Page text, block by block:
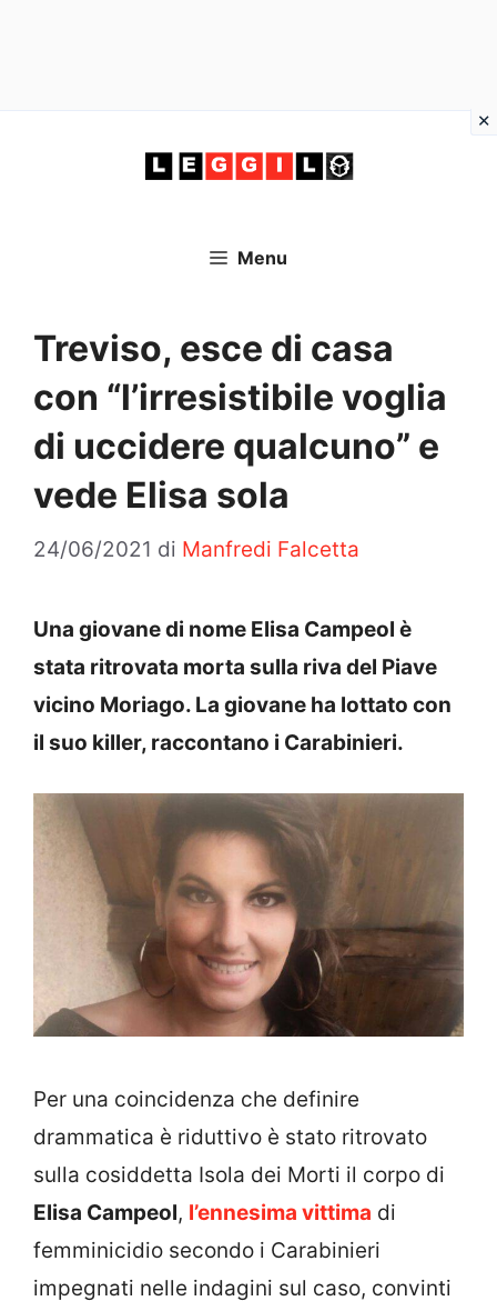
Menu
Treviso, esce di casa
con “l’irresistibile voglia
di uccidere qualcuno” e
vede Elisa sola
24/06/2021 di Manfredi Falcetta
Una giovane di nome Elisa Campeol è
stata ritrovata morta sulla riva del Piave
vicino Moriago. La giovane ha lottato con
il suo killer, raccontano i Carabinieri.
Per una coincidenza che definire
drammatica è riduttivo è stato ritrovato
sulla cosiddetta Isola dei Morti il corpo di
Elisa Campeol, l’ennesima vittima di
femminicidio secondo i Carabinieri
impegnati nelle indagini sul caso, convinti